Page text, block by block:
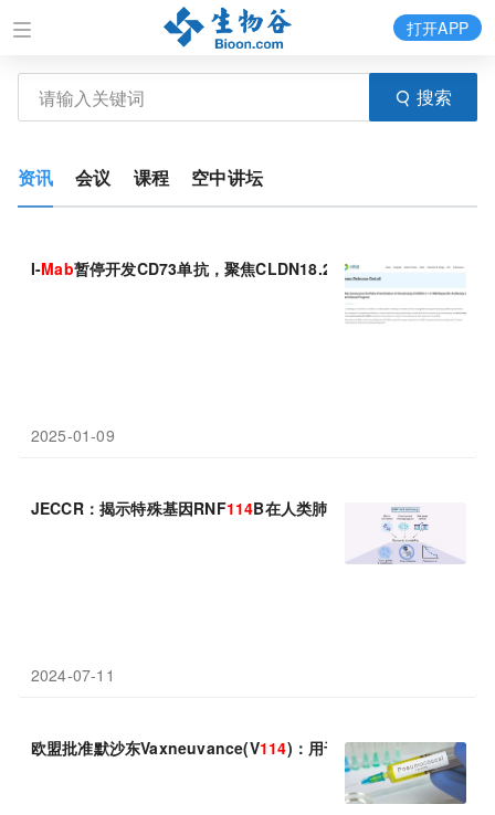
搜索
打开APP
资讯 会议 课程 空中讲坛
I-Mab暂停开发CD73单抗，聚焦CLDN18.2/4-1BB双抗
2025-01-09
JECCR：揭示特殊基因RNF114B在人类肺腺癌进展和治疗过程中
2024-07-11
欧盟批准默沙东Vaxneuvance(V114)：用于≥18岁成年人群，预